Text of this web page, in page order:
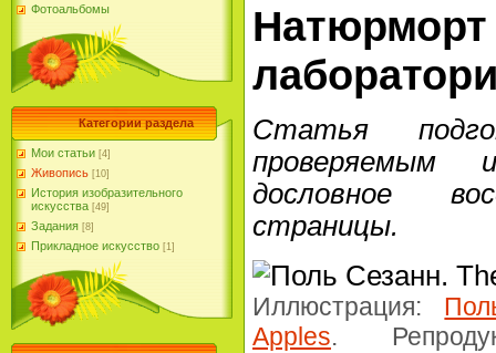
Фотоальбомы
Категории раздела
Мои статьи [4]
Живопись [10]
История изобразительного
искусства [49]
Задания [8]
Прикладное искусство [1]
Натюрморт
Статья
проверяемым
дословное
страницы.
Иллюстрация:
Apples.